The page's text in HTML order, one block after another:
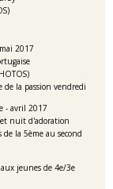
2017
la passion vendredi
- avril 2017
et nuit d'adoration
la 5ème au second
jeunes de 4e/3e